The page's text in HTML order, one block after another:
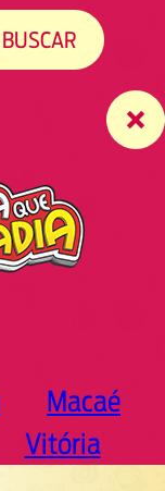
BUSCAR
Macaé
Vitória